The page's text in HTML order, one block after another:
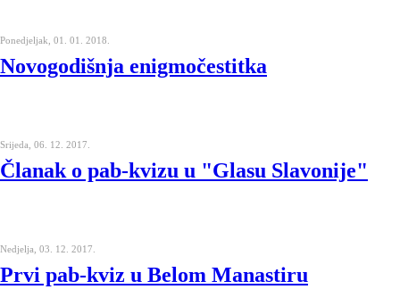
Ponedjeljak, 01. 01. 2018.
Novogodišnja enigmočestitka
Srijeda, 06. 12. 2017.
Članak o pab-kvizu u "Glasu Slavonije"
Nedjelja, 03. 12. 2017.
Prvi pab-kviz u Belom Manastiru